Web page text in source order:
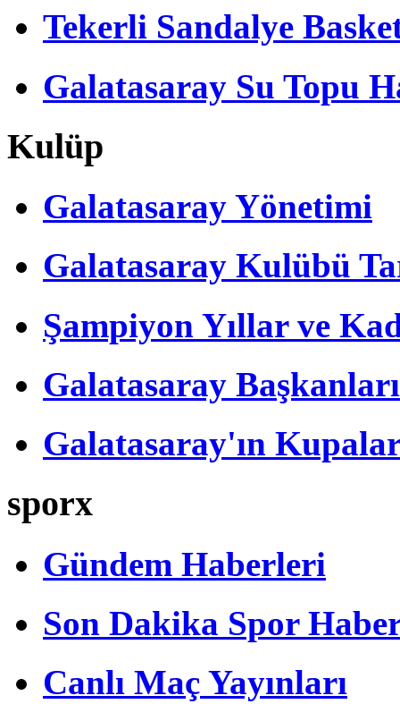
Tekerli Sandalye
Galatasaray Su Topu
Kulüp
Galatasaray Yönetimi
Galatasaray Kulübü
Şampiyon Yıllar ve
Galatasaray Başkanları
Galatasaray'ın
sporx
Gündem Haberleri
Son Dakika Spor
Canlı Maç Yayınları